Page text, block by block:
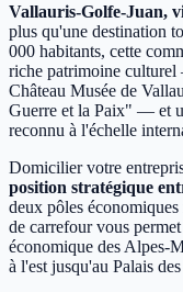
Vallauris-Golfe-Juan,
plus qu'une destination
000 habitants, cette
riche patrimoine
Château Musée de
Guerre et la Paix" — et
reconnu à l'échelle
Domicilier votre
position stratégique
deux pôles
de carrefour vous
économique des Alpes-
à l'est jusqu'au Palais